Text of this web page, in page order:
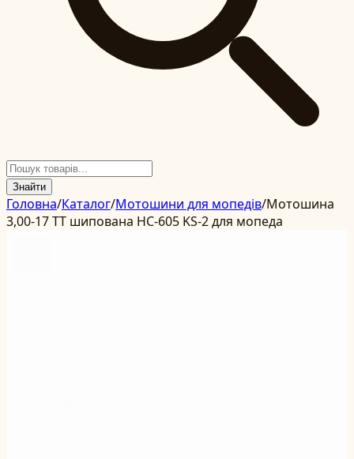
Знайти
Головна/Каталог/Мотошини для мопедів/Мотошина
3,00-17 TT шипована HC-605 KS-2 для мопеда